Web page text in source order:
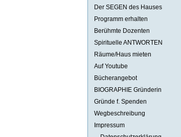
Der SEGEN des Hauses
Programm erhalten
Berühmte Dozenten
Spirituelle ANTWORTEN
Räume/Haus mieten
Auf Youtube
Bücherangebot
BIOGRAPHIE Gründerin
Gründe f. Spenden
Wegbeschreibung
Impressum